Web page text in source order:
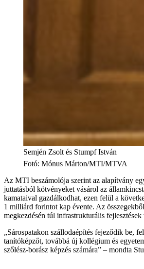
Semjén Zsolt és Stumpf István
Fotó: Mónus Márton/MTI/MTVA
Az MTI beszámolója szerint az alapítvány
juttatásból kötvényeket vásárol az
kamataival gazdálkodhat, ezen felül a
1 milliárd forintot kap évente. Az
megkezdésén túl infrastrukturális
„Sárospatakon szállodaépítés fejeződik be,
tanítóképzőt, továbbá új kollégium és
szőlész-borász képzés számára” – mondta